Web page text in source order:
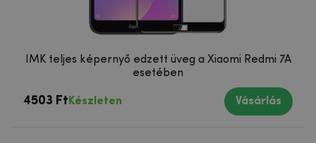
IMK teljes képernyő edzett üveg a Xiaomi Redmi 7A
esetében
4503 Ft Készleten Vásárlás